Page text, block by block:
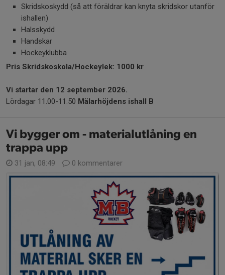
Skridskoskydd (så att föräldrar kan knyta skridskor utanför
ishallen)
Halsskydd
Handskar
Hockeyklubba
Pris Skridskoskola/Hockeylek: 1000 kr
Vi startar den 12 september 2026.
Lördagar 11.00-11.50 Mälarhöjdens ishall B
Vi bygger om - materialutlåning en
trappa upp
31 jan, 08:49 0 kommentarer